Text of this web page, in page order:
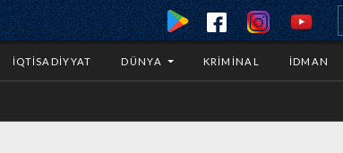
İQTISADIYYAT DÜNYA KRIMINAL İDMAN